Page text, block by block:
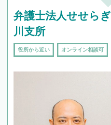
弁護士法人せせら
川支所
役所から近い オンライン相談可